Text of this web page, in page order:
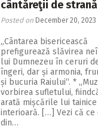
cântăreţii de strană
Posted on December 20, 2023
„Cântarea bisericească
prefigurează slăvirea
lui Dumnezeu în ceruri
îngeri, dar și armonia,
și bucuria Raiului“. *
vorbirea sufletului,
arată mișcările lui tainice
interioară. […] Vezi că ce
din…